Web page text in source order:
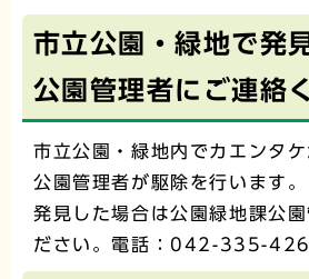
市立公園・緑地で発
公園管理者にご連絡
市立公園・緑地内でカエンタ
公園管理者が駆除を行います。
発見した場合は公園緑地課公
ださい。電話：042-335-